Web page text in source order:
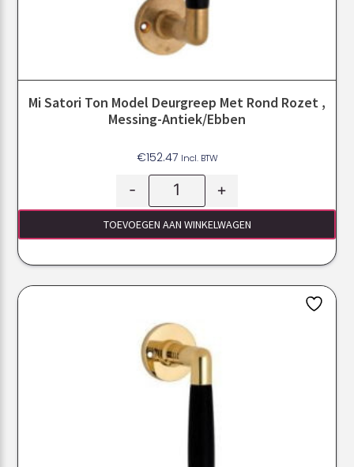
Mi Satori Ton Model Deurgreep Met Rond Rozet ,
Messing-Antiek/Ebben
€152.47 Incl. BTW
- +
TOEVOEGEN AAN WINKELWAGEN